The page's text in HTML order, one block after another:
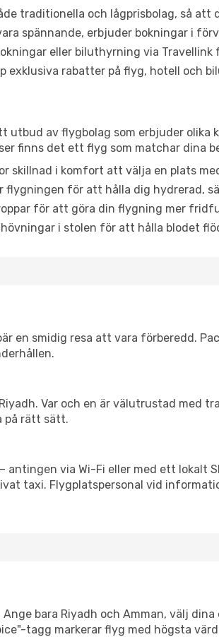
traditionella och lågprisbolag, så
spännande, erbjuder bokningar i
eller biluthyrning via
exklusiva rabatter på flyg, hotell och
av flygbolag som erbjuder olika
finns det ett flyg som matchar dina
skillnad i komfort att välja en plats
för att hålla dig hydrerad,
för att göra din flygning mer
i stolen för att hålla blodet
en smidig resa att vara förberedd.
Var och en är välutrustad med
på rätt sätt.
antingen via Wi-Fi eller med ett lokalt
taxi. Flygplatspersonal vid
bara Riyadh och Amman, välj
tagg markerar flyg med högsta